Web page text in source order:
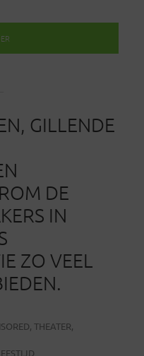
GILLENDE
DE
IN
ZO VEEL
, THEATER,